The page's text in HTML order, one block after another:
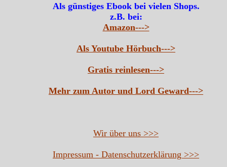
Als günstiges Ebook bei vielen Shops.
z.B. bei:
Amazon--->
Als Youtube Hörbuch--->
Gratis reinlesen--->
Mehr zum Autor und Lord Geward--->
Wir über uns >>>
Impressum - Datenschutzerklärung >>>